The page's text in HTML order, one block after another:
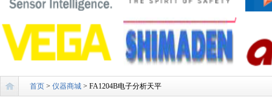
首页 > 仪器商城 > FA1204B电子分析天平